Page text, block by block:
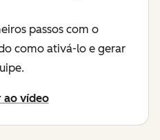
passos com o
como ativá-lo e gerar
ao vídeo